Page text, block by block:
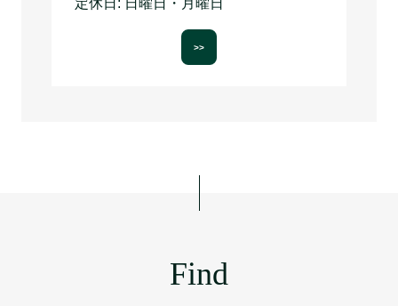
定休日: 日曜日・月曜日
>>
Find